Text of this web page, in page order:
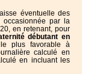
éventuelle des
occasionnée par la
en retenant, pour
débutant en
plus favorable à
calculé en
en incluant les